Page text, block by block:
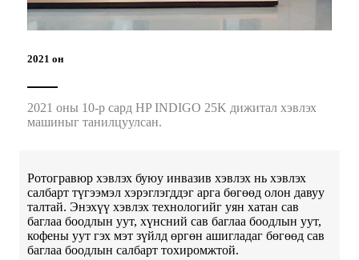
2021 он
2021 оны 10-р сард HP INDIGO 25K дижитал хэвлэх
машиныг танилцуулсан.
Ротогравюр хэвлэх буюу инвазив хэвлэх нь хэвлэх
салбарт түгээмэл хэрэглэгддэг арга бөгөөд олон давуу
талтай. Энэхүү хэвлэх технологийг уян хатан сав
баглаа боодлын уут, хүнсний сав баглаа боодлын уут,
кофены уут гэх мэт зүйлд өргөн ашигладаг бөгөөд сав
баглаа боодлын салбарт тохиромжтой.